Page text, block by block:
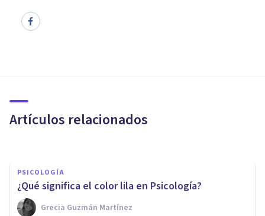
Artículos relacionados
Psicología?
PSICOLOGÍA
¿Qué significa el color lila en Psicología?
Grecia Guzmán Martínez
PSICOLOGÍA SOCIAL Y RELACIONES PERSONALES